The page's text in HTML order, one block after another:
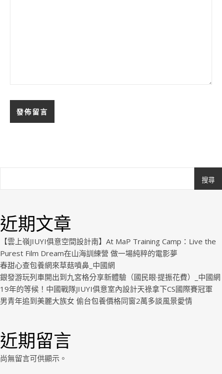
搜尋
近期文章
【雲上嶺JIUYI俱意空間設計南】At MaP Training Camp：Live the
Purest Film Dream在山海訓練營 做一場純粹的電影夢
春甜心查包養網來草菇噴鼻_中國網
銀發游玩列車開出到九宮格分享新體驗（國民眼·提振花費）_中國網
19年的等候！中國戰隊JIUYI俱意室內設計天祿拿下CS國際賽冠軍
男青年追到美麗大族女 偷台包養價格同窗2萬多談風景愛情
近期留言
尚無留言可供顯示。
Royal.